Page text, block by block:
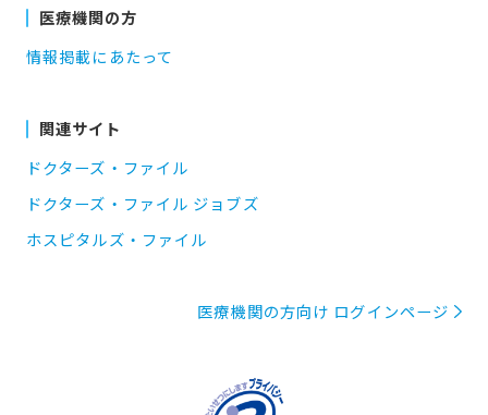
医療機関の方
情報掲載にあたって
関連サイト
ドクターズ・ファイル
ドクターズ・ファイル ジョブズ
ホスピタルズ・ファイル
医療機関の方向け ログインページ